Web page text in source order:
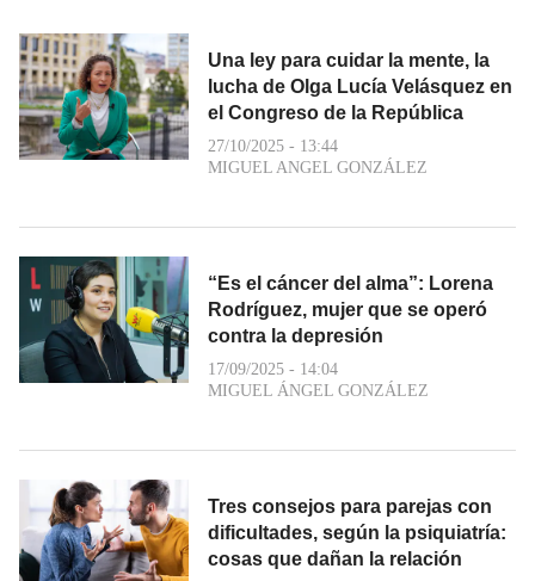
Una ley para cuidar la mente, la
lucha de Olga Lucía Velásquez en
el Congreso de la República
27/10/2025 - 13:44
MIGUEL ANGEL GONZÁLEZ
“Es el cáncer del alma”: Lorena
Rodríguez, mujer que se operó
contra la depresión
17/09/2025 - 14:04
MIGUEL ÁNGEL GONZÁLEZ
Tres consejos para parejas con
dificultades, según la psiquiatría:
cosas que dañan la relación